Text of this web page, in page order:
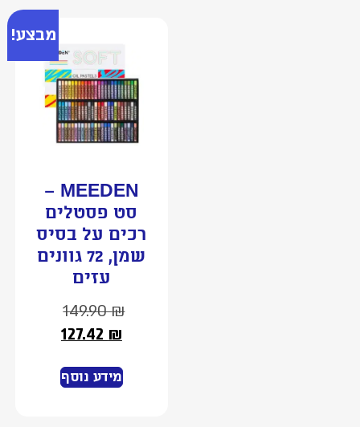
מבצע!
MEEDEN –
סט פסטלים
רכים על בסיס
שמן, 72 גוונים
עזים
149.90₪
127.42₪
מידע נוסף